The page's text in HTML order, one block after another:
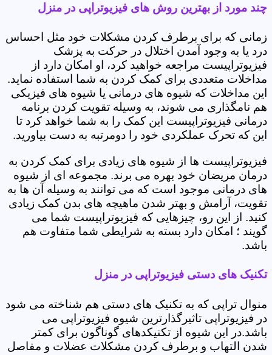
چند مورد از بهترین روش های فیزیوتراپی در منزل
زمانی که برای برطرف کردن مشکلات خود مثل احساس
درد یا به وجود آمدن اختلال در حرکت به پزشک
فیزیوتراپیست مراجعه خواهید کرد، او امکان دارد از
مداخلات متعددی برای کمک کردن به شما استفاده نماید.
این مداخلات که شیوه های درمانی یا شیوه های فیزیکی
هم نامگذاری می شوند، به وسیله تقویت کردن برنامه
درمانی فیزیوتراپیست این کمک را به شما خواهد کرد تا
این که تحرک عملکردی خود را دومرتبه به دست بیاورید.
فیزیوتراپیست ها از شیوه های زیادی برای کمک کردن به
درمان مریضان خود بهره می برند. مجموعه ای از شیوه
های درمانی موجود است که می توانند به وسیله آن ها به
تقویت، آرامش و بهتر شدن ماهیچه های بدن کمک زیادی
کنید. از این رو، چیزهایی که فیزیوتراپیست شما می
گویند ؛ امکان دارد بسته به شرایطی شما متفاوت هم
باشد.
تکنیک های دستی فیزیوتراپی در منزل
منوال تراپی که به تکنیک های دستی هم شناخته می شود
در فیزیوتراپی تاثیرگذارترین شیوه فیزیوتراپی می
باشد.در این شیوه از تکنیکدهای گوناگون برای کمتر
شدن التهاب و برطرف کردن مشکلات عضلات و مفاصل